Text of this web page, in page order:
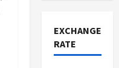
EXCHANGE
RATE